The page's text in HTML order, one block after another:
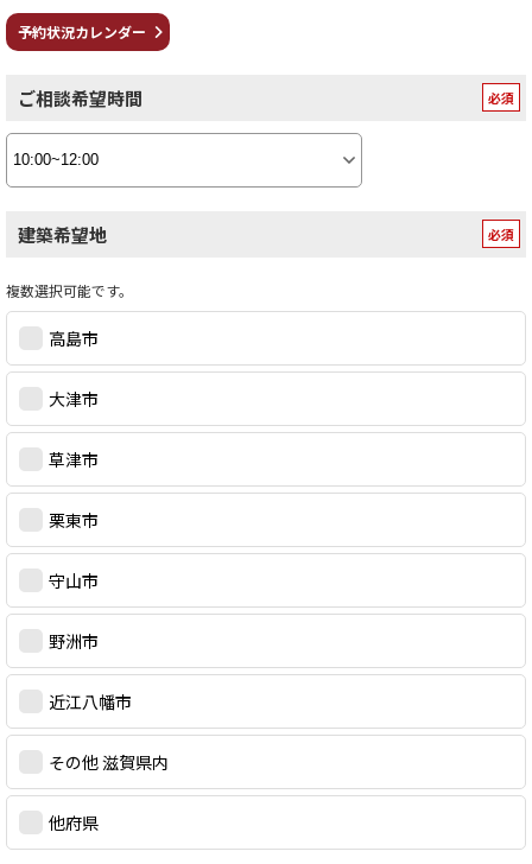
予約状況カレンダー
ご相談希望時間
建築希望地
複数選択可能です。
高島市
大津市
草津市
栗東市
守山市
野洲市
近江八幡市
その他 滋賀県内
他府県